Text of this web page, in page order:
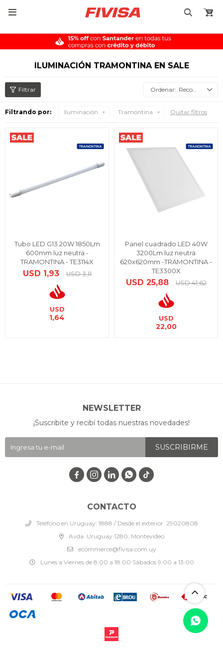

ILUMINACIÓN TRAMONTINA EN SALE
Recomendados
Filtrando por: Iluminación Tramontina Quitar filtros
Tubo LED G13 20W 1850Lm
600mm luz neutra -
TRAMONTINA - TE3114X
USD 1,93 USD 3,11
USD
1,64
Panel cuadrado LED 40W
3200Lm luz neutra
620x620mm -TRAMONTINA -
TE3300X
USD 25,88 USD 41,62
USD
22,00
CONTACTO
Teléfono en Uruguay: 1888 / Desde el exterior: 29020808
Avda. Uruguay 1280, Montevideo
ecommerce@fivisa.com.uy
Lunes a Viernes de 8:00 a 18:00 Sábados 9:00 a 13:00
NEWSLETTER
¡Suscribite y recibí todas nuestras novedades!
SUSCRIBIRME
   